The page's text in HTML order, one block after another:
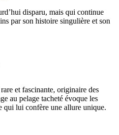
disparu, mais qui continue
par son histoire singulière et son
et fascinante, originaire des
au pelage tacheté évoque les
qui lui confère une allure unique.